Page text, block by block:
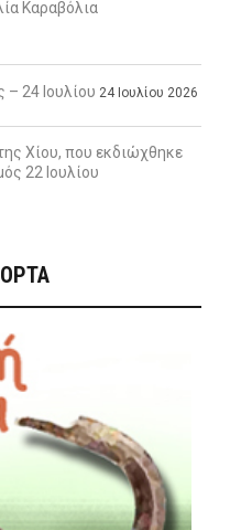
Καραβόλια
– 24 Ιουλίου 24 Ιουλίου 2026
Χίου, που εκδιώχθηκε
22 Ιουλίου